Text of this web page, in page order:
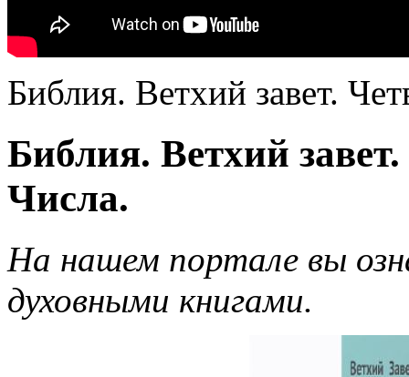
Библия. Ветхий завет.
Библия. Ветхий
Числа.
На нашем портале вы
духовными книгами.